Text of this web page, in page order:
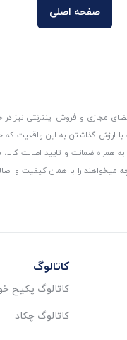
صفحه اصلی
مجازی و فروش اینترنتی نیز
با ارزش گذاشتن به این واقعیت
همراه ضمانت و تایید اصالت
را با همان کیفیت و
کاتالوگ
کاتالوگ پکیج
کاتالوگ چکاد